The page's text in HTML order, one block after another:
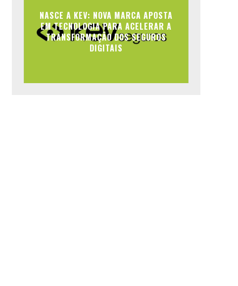
NASCE A KEV: NOVA MARCA APOSTA
EM TECNOLOGIA PARA ACELERAR A
TRANSFORMAÇÃO DOS SEGUROS
DIGITAIS